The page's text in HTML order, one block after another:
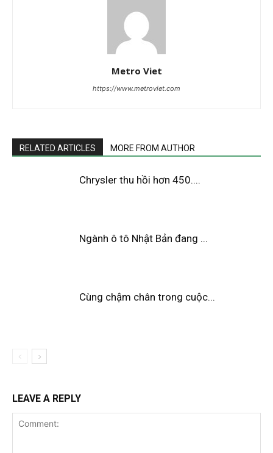
Metro Viet
https://www.metroviet.com
RELATED ARTICLES MORE FROM AUTHOR
Chrysler thu hồi hơn 450....
Ngành ô tô Nhật Bản đang ...
Cùng chậm chân trong cuộc...
LEAVE A REPLY